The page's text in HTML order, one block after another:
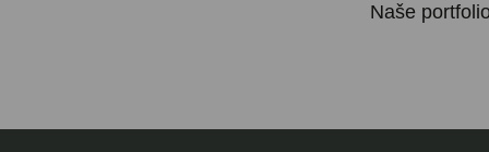
Naše